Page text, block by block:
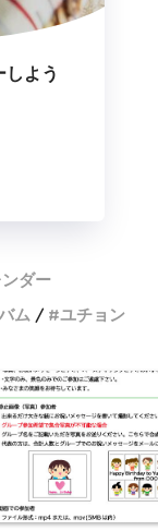
しよう
ダー
ム ユチョン